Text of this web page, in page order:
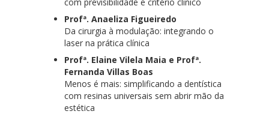
Profª. Anaeliza Figueiredo
Da cirurgia à modulação: integrando o
laser na prática clínica
Profª. Elaine Vilela Maia e Profª.
Fernanda Villas Boas
Menos é mais: simplificando a dentística
com resinas universais sem abrir mão da
estética